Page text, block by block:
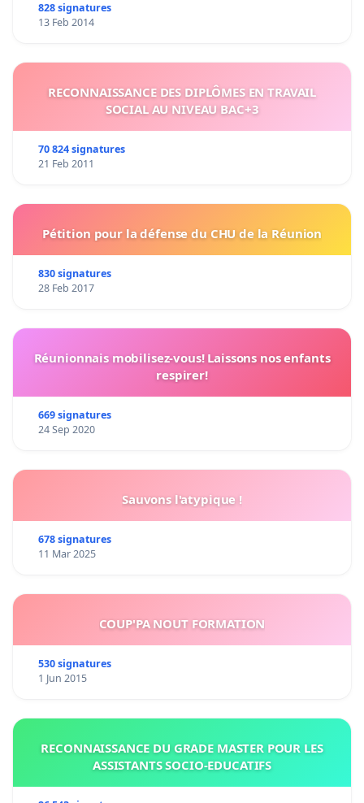
828 signatures
13 Feb 2014
RECONNAISSANCE DES DIPLÔMES EN TRAVAIL
SOCIAL AU NIVEAU BAC+3
70 824 signatures
21 Feb 2011
Pétition pour la défense du CHU de la Réunion
830 signatures
28 Feb 2017
Réunionnais mobilisez-vous! Laissons nos enfants
respirer!
669 signatures
24 Sep 2020
Sauvons l'atypique !
678 signatures
11 Mar 2025
COUP'PA NOUT FORMATION
530 signatures
1 Jun 2015
RECONNAISSANCE DU GRADE MASTER POUR LES
ASSISTANTS SOCIO-EDUCATIFS